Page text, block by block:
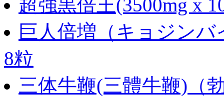
超強黒倍王(3500mg x
巨人倍増（キョジン
8粒
三体牛鞭(三體牛鞭)（